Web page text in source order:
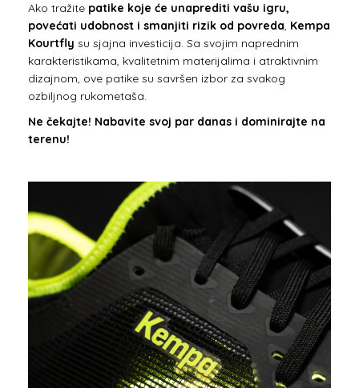
Ako tražite patike koje će unaprediti vašu igru,
povećati udobnost i smanjiti rizik od povreda, Kempa
Kourtfly su sjajna investicija. Sa svojim naprednim
karakteristikama, kvalitetnim materijalima i atraktivnim
dizajnom, ove patike su savršen izbor za svakog
ozbiljnog rukometaša.
Ne čekajte! Nabavite svoj par danas i dominirajte na
terenu!